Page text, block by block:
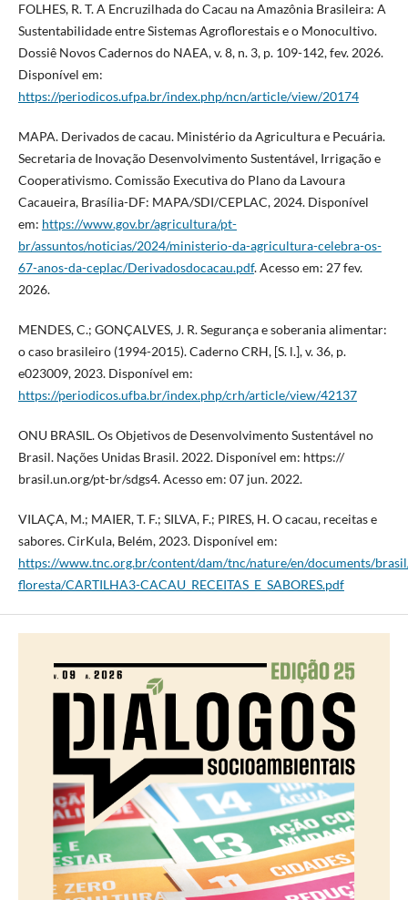
FOLHES, R. T. A Encruzilhada do Cacau na Amazônia Brasileira: A
Sustentabilidade entre Sistemas Agroflorestais e o Monocultivo.
Dossiê Novos Cadernos do NAEA, v. 8, n. 3, p. 109-142, fev. 2026.
Disponível em:
https://periodicos.ufpa.br/index.php/ncn/article/view/20174
MAPA. Derivados de cacau. Ministério da Agricultura e Pecuária.
Secretaria de Inovação Desenvolvimento Sustentável, Irrigação e
Cooperativismo. Comissão Executiva do Plano da Lavoura
Cacaueira, Brasília-DF: MAPA/SDI/CEPLAC, 2024. Disponível
em: https://www.gov.br/agricultura/pt-
br/assuntos/noticias/2024/ministerio-da-agricultura-celebra-os-
67-anos-da-ceplac/Derivadosdocacau.pdf. Acesso em: 27 fev.
2026.
MENDES, C.; GONÇALVES, J. R. Segurança e soberania alimentar:
o caso brasileiro (1994-2015). Caderno CRH, [S. l.], v. 36, p.
e023009, 2023. Disponível em:
https://periodicos.ufba.br/index.php/crh/article/view/42137
ONU BRASIL. Os Objetivos de Desenvolvimento Sustentável no
Brasil. Nações Unidas Brasil. 2022. Disponível em: https://
brasil.un.org/pt-br/sdgs4. Acesso em: 07 jun. 2022.
VILAÇA, M.; MAIER, T. F.; SILVA, F.; PIRES, H. O cacau, receitas e
sabores. CirKula, Belém, 2023. Disponível em:
https://www.tnc.org.br/content/dam/tnc/nature/en/documents/
floresta/CARTILHA3-CACAU_RECEITAS_E_SABORES.pdf